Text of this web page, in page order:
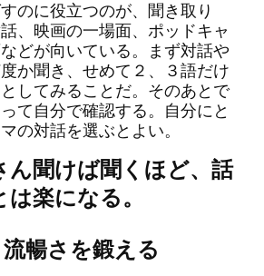
のに役立つのが、聞き取り
、映画の一場面、ポッドキャ
どが向いている。まず対話や
か聞き、せめて２、３語だけ
してみることだ。そのあとで
て自分で確認する。自分にと
の対話を選ぶとよい。
ん聞けば聞くほど、話
楽になる。
暢さを鍛える